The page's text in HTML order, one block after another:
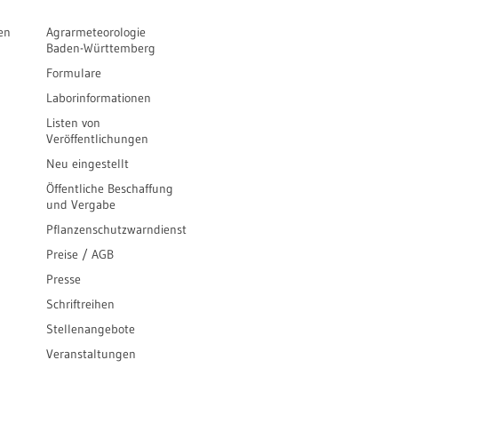
Agrarmeteorologie
Baden-Württemberg
Formulare
Laborinformationen
Listen von
Veröffentlichungen
Neu eingestellt
Öffentliche Beschaffung
und Vergabe
Pflanzenschutzwarndienst
Preise / AGB
Presse
Schriftreihen
Stellenangebote
Veranstaltungen